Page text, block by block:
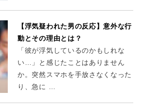
【浮気疑われた男の反応】意外な行
動とその理由とは？
「彼が浮気しているのかもしれな
い…」と感じたことはありません
か。突然スマホを手放さなくなった
り、急に …